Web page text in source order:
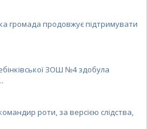
громада продовжує підтримувати
ЗОШ №4 здобула
роти, за версією слідства,